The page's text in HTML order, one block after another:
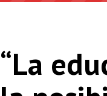
“La